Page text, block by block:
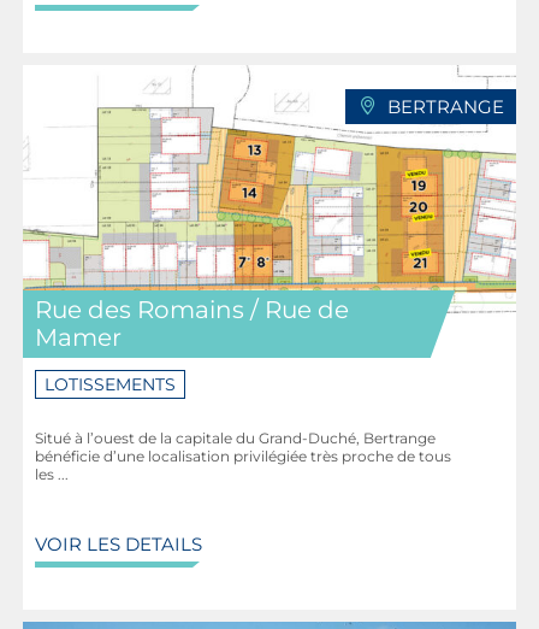
BERTRANGE
Rue des Romains / Rue de
Mamer
LOTISSEMENTS
Situé à l’ouest de la capitale du Grand-Duché, Bertrange
bénéficie d’une localisation privilégiée très proche de tous
les ...
VOIR LES DETAILS